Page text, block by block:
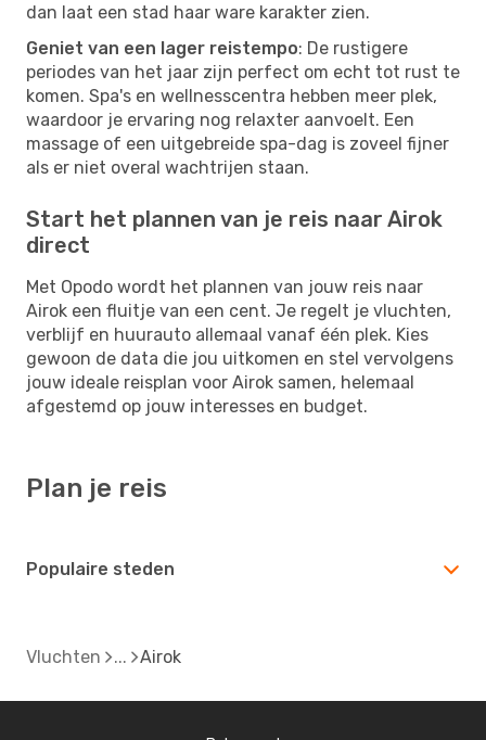
dan laat een stad haar ware karakter zien.
Geniet van een lager reistempo: De rustigere
periodes van het jaar zijn perfect om echt tot rust te
komen. Spa's en wellnesscentra hebben meer plek,
waardoor je ervaring nog relaxter aanvoelt. Een
massage of een uitgebreide spa-dag is zoveel fijner
als er niet overal wachtrijen staan.
Start het plannen van je reis naar Airok
direct
Met Opodo wordt het plannen van jouw reis naar
Airok een fluitje van een cent. Je regelt je vluchten,
verblijf en huurauto allemaal vanaf één plek. Kies
gewoon de data die jou uitkomen en stel vervolgens
jouw ideale reisplan voor Airok samen, helemaal
afgestemd op jouw interesses en budget.
Plan je reis
Populaire steden
Vluchten Airok